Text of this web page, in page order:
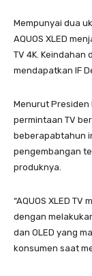
Mempunyai dua
AQUOS XLED
TV 4K. Keindahan
mendapatkan IF
Menurut Presiden
permintaan TV
beberapabtahun
pengembangan
produknya.
“AQUOS XLED
dengan
dan OLED yang
konsumen saat